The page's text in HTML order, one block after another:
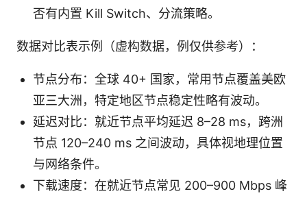
否有内置 Kill Switch、分流策略。
数据对比表示例（虚构数据，例仅供参考）：
节点分布：全球 40+ 国家，常用节点覆盖美欧
亚三大洲，特定地区节点稳定性略有波动。
延迟对比：就近节点平均延迟 8–28 ms，跨洲
节点 120–240 ms 之间波动，具体视地理位置
与网络条件。
下载速度：在就近节点常见 200–900 Mbps 峰